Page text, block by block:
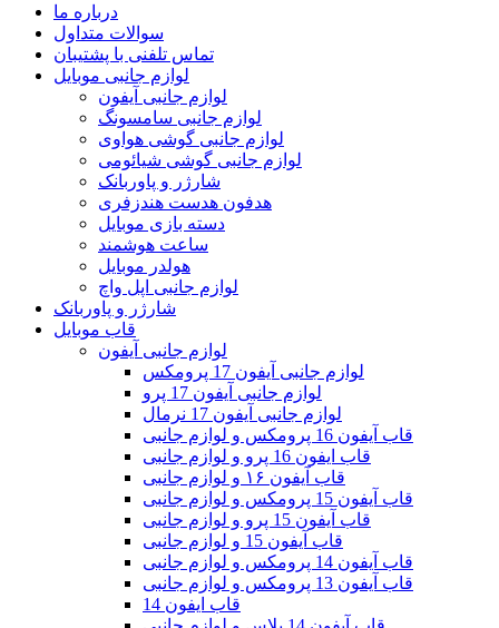
درباره ما
سوالات متداول
تماس تلفنی با پشتیبان
لوازم جانبی موبایل
لوازم جانبی آیفون
لوازم جانبی سامسونگ
لوازم جانبی گوشی هواوی
لوازم جانبی گوشی شیائومی
شارژر و پاوربانک
هدفون هدست هندزفری
دسته بازی موبایل
ساعت هوشمند
هولدر موبایل
لوازم جانبی اپل واچ
شارژر و پاوربانک
قاب موبایل
لوازم جانبی آیفون
لوازم جانبی آیفون 17 پرومکس
لوازم جانبی آیفون 17 پرو
لوازم جانبی آیفون 17 نرمال
قاب آیفون 16 پرومکس و لوازم جانبی
قاب ایفون 16 پرو و لوازم جانبی
قاب آیفون ۱۶ و لوازم جانبی
قاب آیفون 15 پرومکس و لوازم جانبی
قاب آیفون 15 پرو و لوازم جانبی
قاب آیفون 15 و لوازم جانبی
قاب آیفون 14 پرومکس و لوازم جانبی
قاب آیفون 13 پرومکس و لوازم جانبی
قاب ایفون 14